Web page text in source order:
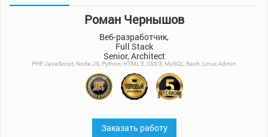
Роман Чернышов
Веб-разработчик,
Full Stack
Senior, Architect
PHP, JavaScript, Node.JS, Python, HTML 5, CSS 3, MySQL, Bash, Linux Admin
Заказать работу